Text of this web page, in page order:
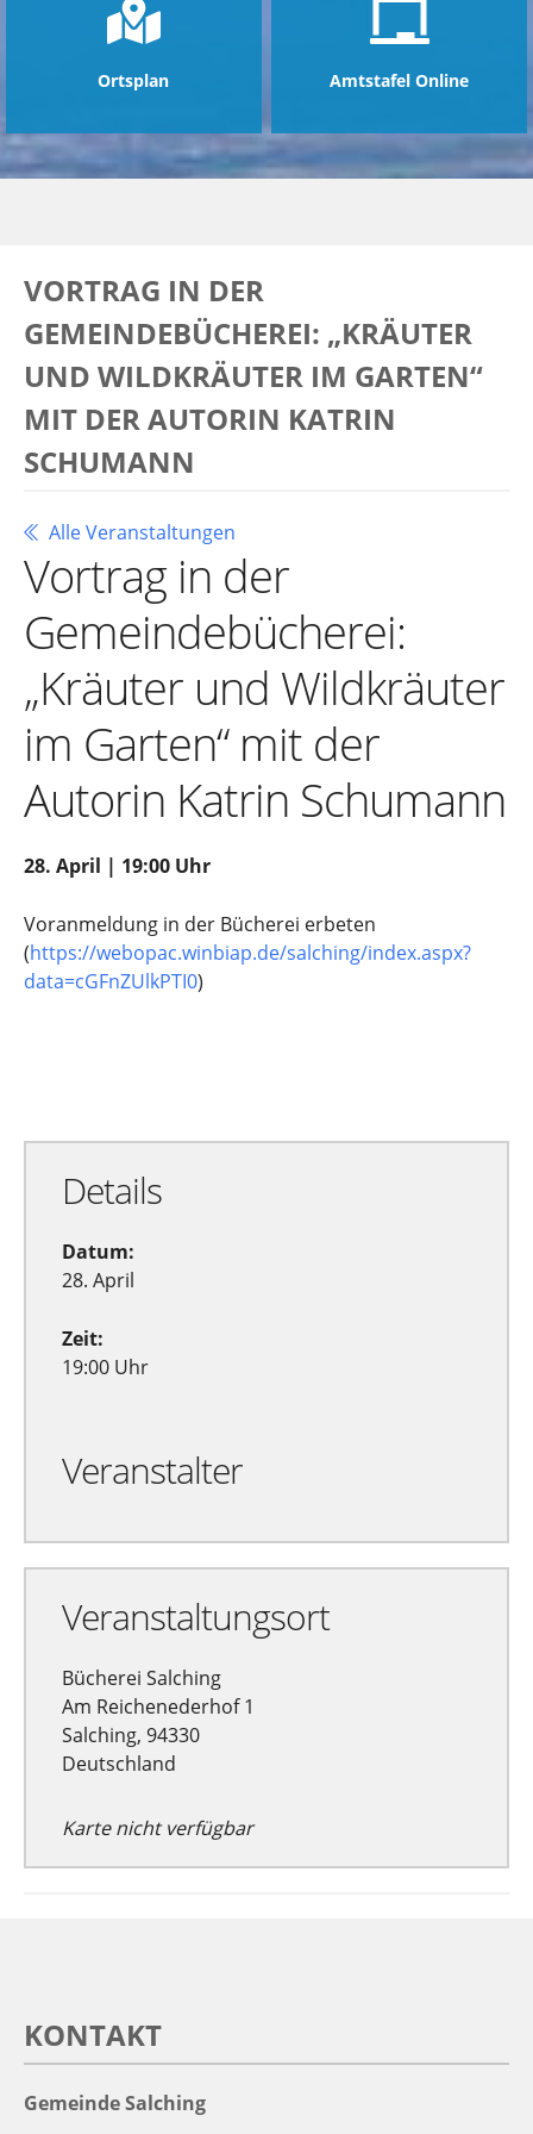
Ortsplan Amtstafel Online
VORTRAG IN DER
GEMEINDEBÜCHEREI: „KRÄUTER
UND WILDKRÄUTER IM GARTEN“
MIT DER AUTORIN KATRIN
SCHUMANN
Alle Veranstaltungen
Vortrag in der
Gemeindebücherei:
„Kräuter und Wildkräuter
im Garten“ mit der
Autorin Katrin Schumann
28. April | 19:00 Uhr
Voranmeldung in der Bücherei erbeten
(https://webopac.winbiap.de/salching/index.aspx?
data=cGFnZUlkPTI0)
Details
Datum:
28. April
Zeit:
19:00 Uhr
Veranstalter
Veranstaltungsort
Bücherei Salching
Am Reichenederhof 1
Salching, 94330
Deutschland
Karte nicht verfügbar
KONTAKT
Gemeinde Salching